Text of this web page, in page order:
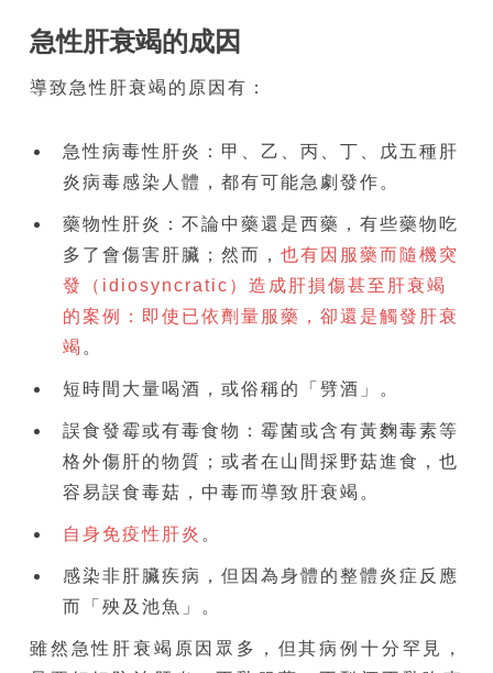
急性肝衰竭的成因
導致急性肝衰竭的原因有：
急性病毒性肝炎：甲、乙、丙、丁、戊五種肝
炎病毒感染人體，都有可能急劇發作。
藥物性肝炎：不論中藥還是西藥，有些藥物吃
多了會傷害肝臟；然而， 也有因服藥而隨機突
發（idiosyncratic）造成肝損傷甚至肝衰竭
的案例：即使已依劑量服藥，卻還是觸發肝衰
竭 。
短時間大量喝酒，或俗稱的「劈酒」。
誤食發霉或有毒食物：霉菌或含有黃麴毒素等
格外傷肝的物質；或者在山間採野菇進食，也
容易誤食毒菇，中毒而導致肝衰竭。
自身免疫性肝炎 。
感染非肝臟疾病，但因為身體的整體炎症反應
而「殃及池魚」。
雖然急性肝衰竭原因眾多，但其病例十分罕見，